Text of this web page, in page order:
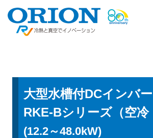
大型水槽付DCインバ
RKE-Bシリーズ（空冷
(12.2～48.0kW)